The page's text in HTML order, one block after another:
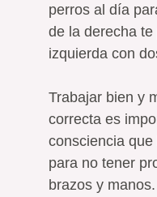
perros al día
de la derecha
izquierda con
Trabajar bien y
correcta es
consciencia
para no tener
brazos y manos.